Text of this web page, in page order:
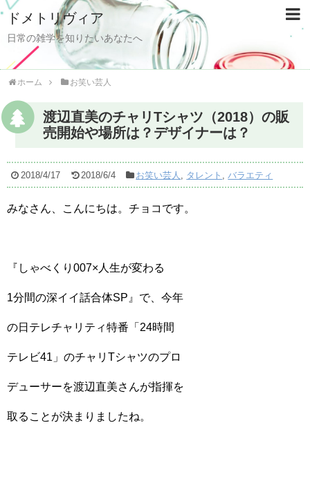
ドメトリヴィア
日常の雑学を知りたいあなたへ
ホーム お笑い芸人
渡辺直美のチャリTシャツ（2018）の販
売開始や場所は？デザイナーは？
2018/4/17 2018/6/4 お笑い芸人 , タレント ,バラエティ
みなさん、こんにちは。チョコです。
『しゃべくり007×人生が変わる
1分間の深イイ話合体SP』で、今年
の日テレチャリティ特番「24時間
テレビ41」のチャリTシャツのプロ
デューサーを渡辺直美さんが指揮を
取ることが決まりましたね。